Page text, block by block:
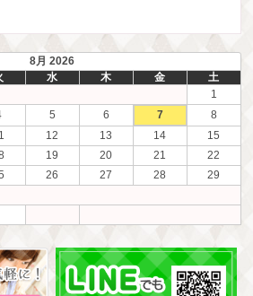
8月 2026
水 木 金 土
1
5 6 7
8
12 13 14
15
19 20 21
22
26 27 28
29